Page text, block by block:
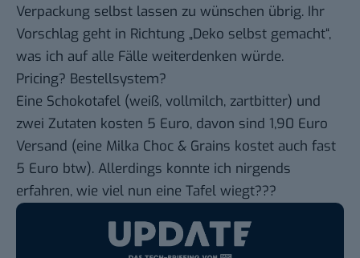
Verpackung selbst lassen zu wünschen übrig. Ihr
Vorschlag geht in Richtung „Deko selbst gemacht“,
was ich auf alle Fälle weiterdenken würde.
Pricing? Bestellsystem?
Eine Schokotafel (weiß, vollmilch, zartbitter) und
zwei Zutaten kosten 5 Euro, davon sind 1,90 Euro
Versand (eine Milka Choc & Grains kostet auch fast
5 Euro btw). Allerdings konnte ich nirgends
erfahren, wie viel nun eine Tafel wiegt???